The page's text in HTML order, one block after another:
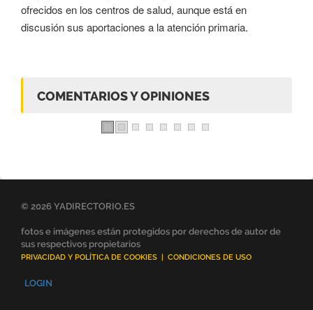
ofrecidos en los centros de salud, aunque está en
discusión sus aportaciones a la atención primaria.
COMENTARIOS Y OPINIONES
© 2026 YADIRECTORIO.ES
fotos e imágenes están protegidos por derechos de autor de
sus respectivos propietarios
PRIVACIDAD Y POLÍTICA DE COOKIES | CONDICIONES DE USO
LOGIN